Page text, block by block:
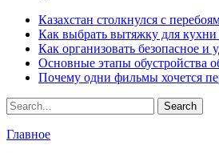
Казахстан столкнулся с
Как выбрать вытяжку для
Как организовать безопасное и
Основные этапы обустройства
Почему одни фильмы хочется
Главное